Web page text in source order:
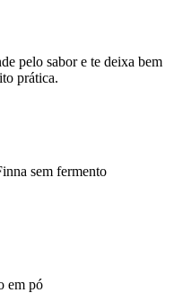
pelo sabor e te deixa bem
prática.
sem fermento
em pó